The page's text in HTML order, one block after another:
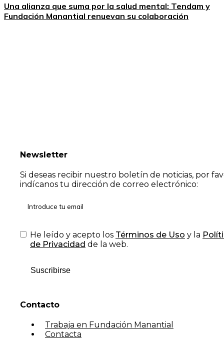
Una alianza que suma por la salud mental: Tendam y
Fundación Manantial renuevan su colaboración
Newsletter
Si deseas recibir nuestro boletín de noticias, por
indícanos tu dirección de correo electrónico:
He leído y acepto los Términos de Uso y la
de Privacidad de la web.
Suscribirse
Contacto
Trabaja en Fundación Manantial
Contacta